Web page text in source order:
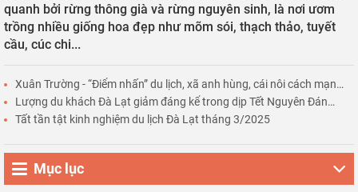
quanh bởi rừng thông già và rừng nguyên sinh, là nơi ươm
trồng nhiều giống hoa đẹp như mõm sói, thạch thảo, tuyết
cầu, cúc chi...
Xuân Trường - “Điểm nhấn” du lịch, xã anh hùng, cái nôi cách mạng
của Đà Lạt
Lượng du khách Đà Lạt giảm đáng kể trong dịp Tết Nguyên Đán
2025
Tất tần tật kinh nghiệm du lịch Đà Lạt tháng 3/2025
Mục lục